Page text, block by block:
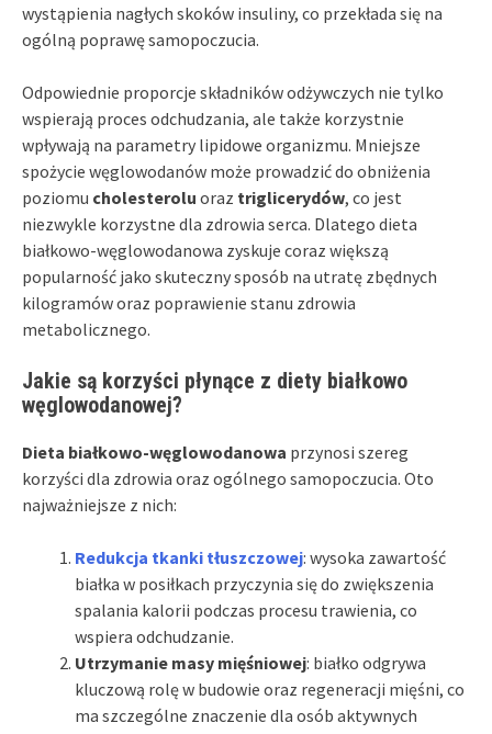
wystąpienia nagłych skoków insuliny, co przekłada się na
ogólną poprawę samopoczucia.
Odpowiednie proporcje składników odżywczych nie tylko
wspierają proces odchudzania, ale także korzystnie
wpływają na parametry lipidowe organizmu. Mniejsze
spożycie węglowodanów może prowadzić do obniżenia
poziomu cholesterolu oraz triglicerydów, co jest
niezwykle korzystne dla zdrowia serca. Dlatego dieta
białkowo-węglowodanowa zyskuje coraz większą
popularność jako skuteczny sposób na utratę zbędnych
kilogramów oraz poprawienie stanu zdrowia
metabolicznego.
Jakie są korzyści płynące z diety białkowo
węglowodanowej?
Dieta białkowo-węglowodanowa przynosi szereg
korzyści dla zdrowia oraz ogólnego samopoczucia. Oto
najważniejsze z nich:
Redukcja tkanki tłuszczowej: wysoka zawartość
białka w posiłkach przyczynia się do zwiększenia
spalania kalorii podczas procesu trawienia, co
wspiera odchudzanie.
Utrzymanie masy mięśniowej: białko odgrywa
kluczową rolę w budowie oraz regeneracji mięśni, co
ma szczególne znaczenie dla osób aktywnych